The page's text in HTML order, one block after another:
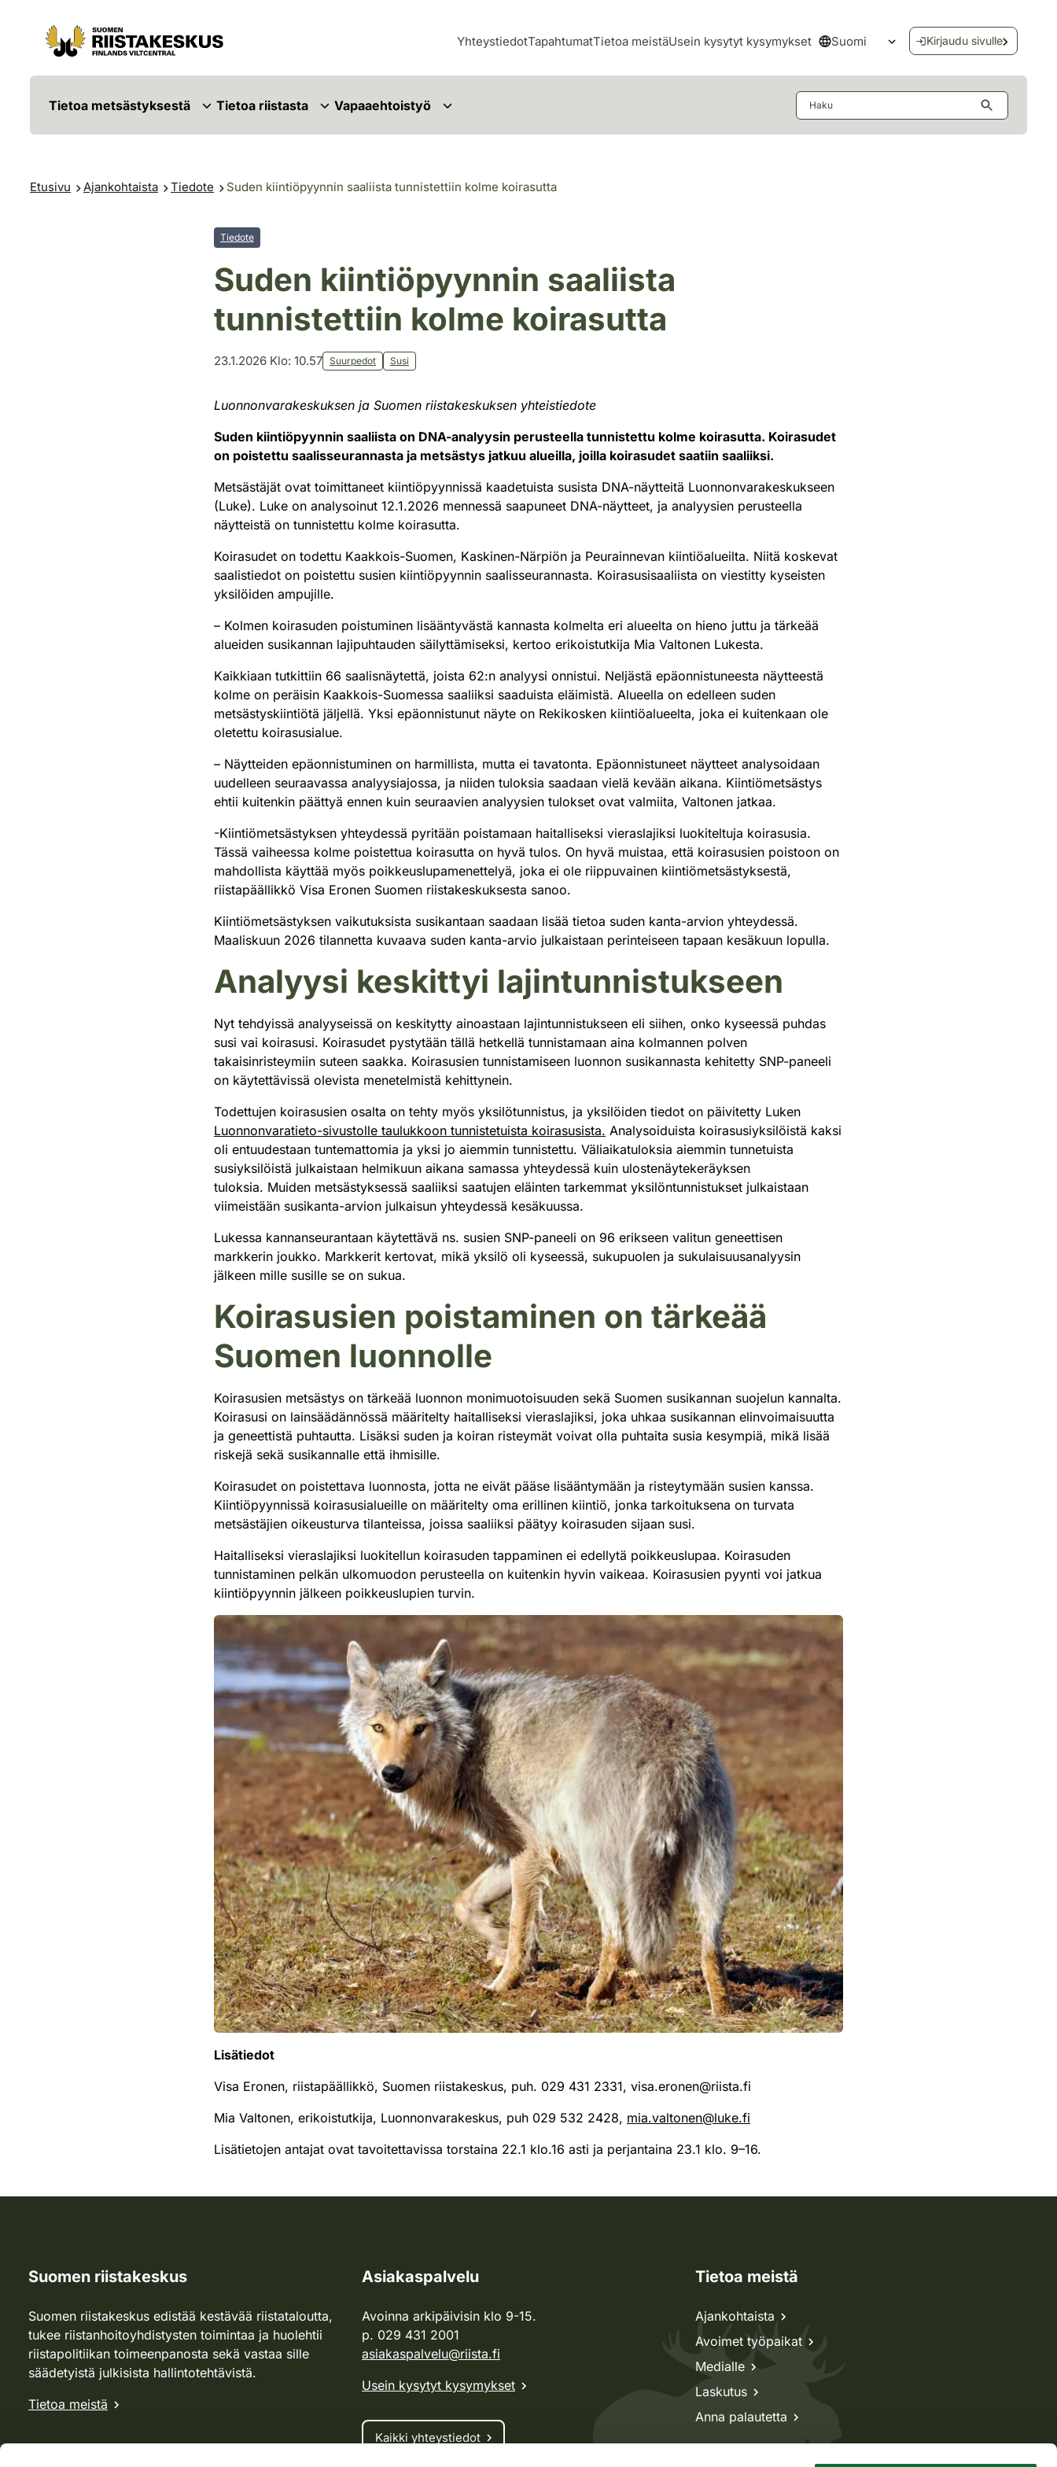
Siirry sisältöön
Siirry sivustokarttaan
YhteystiedotTapahtumatTietoa meistäUsein kysytyt kysymykset Suomi
Avaa kielivalikko
Kirjaudu sivulle
Tietoa metsästyksestä Tietoa riistasta Vapaaehtoistyö
Etusivu Ajankohtaista Tiedote Suden kiintiöpyynnin saaliista tunnistettiin kolme koirasutta
Tiedote
Suden kiintiöpyynnin saaliista
tunnistettiin kolme koirasutta
23.1.2026 Klo: 10.57 Suurpedot Susi
Luonnonvarakeskuksen ja Suomen riistakeskuksen yhteistiedote
Suden kiintiöpyynnin saaliista on DNA-analyysin perusteella tunnistettu kolme koirasutta. Koirasudet
on poistettu saalisseurannasta ja metsästys jatkuu alueilla, joilla koirasudet saatiin saaliiksi.
Metsästäjät ovat toimittaneet kiintiöpyynnissä kaadetuista susista DNA-näytteitä Luonnonvarakeskukseen
(Luke). Luke on analysoinut 12.1.2026 mennessä saapuneet DNA-näytteet, ja analyysien perusteella
näytteistä on tunnistettu kolme koirasutta.
Koirasudet on todettu Kaakkois-Suomen, Kaskinen-Närpiön ja Peurainnevan kiintiöalueilta. Niitä koskevat
saalistiedot on poistettu susien kiintiöpyynnin saalisseurannasta. Koirasusisaaliista on viestitty kyseisten
yksilöiden ampujille.
– Kolmen koirasuden poistuminen lisääntyvästä kannasta kolmelta eri alueelta on hieno juttu ja tärkeää
alueiden susikannan lajipuhtauden säilyttämiseksi, kertoo erikoistutkija Mia Valtonen Lukesta.
Kaikkiaan tutkittiin 66 saalisnäytettä, joista 62:n analyysi onnistui. Neljästä epäonnistuneesta näytteestä
kolme on peräisin Kaakkois-Suomessa saaliiksi saaduista eläimistä. Alueella on edelleen suden
metsästyskiintiötä jäljellä. Yksi epäonnistunut näyte on Rekikosken kiintiöalueelta, joka ei kuitenkaan ole
oletettu koirasusialue.
– Näytteiden epäonnistuminen on harmillista, mutta ei tavatonta. Epäonnistuneet näytteet analysoidaan
uudelleen seuraavassa analyysiajossa, ja niiden tuloksia saadaan vielä kevään aikana. Kiintiömetsästys
ehtii kuitenkin päättyä ennen kuin seuraavien analyysien tulokset ovat valmiita, Valtonen jatkaa.
-Kiintiömetsästyksen yhteydessä pyritään poistamaan haitalliseksi vieraslajiksi luokiteltuja koirasusia.
Tässä vaiheessa kolme poistettua koirasutta on hyvä tulos. On hyvä muistaa, että koirasusien poistoon on
mahdollista käyttää myös poikkeuslupamenettelyä, joka ei ole riippuvainen kiintiömetsästyksestä,
riistapäällikkö Visa Eronen Suomen riistakeskuksesta sanoo.
Kiintiömetsästyksen vaikutuksista susikantaan saadaan lisää tietoa suden kanta-arvion yhteydessä.
Maaliskuun 2026 tilannetta kuvaava suden kanta-arvio julkaistaan perinteiseen tapaan kesäkuun lopulla.
Analyysi keskittyi lajintunnistukseen
Nyt tehdyissä analyyseissä on keskitytty ainoastaan lajintunnistukseen eli siihen, onko kyseessä puhdas
susi vai koirasusi. Koirasudet pystytään tällä hetkellä tunnistamaan aina kolmannen polven
takaisinristeymiin suteen saakka. Koirasusien tunnistamiseen luonnon susikannasta kehitetty SNP-paneeli
on käytettävissä olevista menetelmistä kehittynein.
Todettujen koirasusien osalta on tehty myös yksilötunnistus, ja yksilöiden tiedot on päivitetty Luken
Luonnonvaratieto-sivustolle taulukkoon tunnistetuista koirasusista. Analysoiduista koirasusiyksilöistä kaksi
oli entuudestaan tuntemattomia ja yksi jo aiemmin tunnistettu. Väliaikatuloksia aiemmin tunnetuista
susiyksilöistä julkaistaan helmikuun aikana samassa yhteydessä kuin ulostenäytekeräyksen
tuloksia. Muiden metsästyksessä saaliiksi saatujen eläinten tarkemmat yksilöntunnistukset julkaistaan
viimeistään susikanta-arvion julkaisun yhteydessä kesäkuussa.
Lukessa kannanseurantaan käytettävä ns. susien SNP-paneeli on 96 erikseen valitun geneettisen
markkerin joukko. Markkerit kertovat, mikä yksilö oli kyseessä, sukupuolen ja sukulaisuusanalyysin
jälkeen mille susille se on sukua.
Koirasusien poistaminen on tärkeää
Suomen luonnolle
Koirasusien metsästys on tärkeää luonnon monimuotoisuuden sekä Suomen susikannan suojelun kannalta.
Koirasusi on lainsäädännössä määritelty haitalliseksi vieraslajiksi, joka uhkaa susikannan elinvoimaisuutta
ja geneettistä puhtautta. Lisäksi suden ja koiran risteymät voivat olla puhtaita susia kesympiä, mikä lisää
riskejä sekä susikannalle että ihmisille.
Koirasudet on poistettava luonnosta, jotta ne eivät pääse lisääntymään ja risteytymään susien kanssa.
Kiintiöpyynnissä koirasusialueille on määritelty oma erillinen kiintiö, jonka tarkoituksena on turvata
metsästäjien oikeusturva tilanteissa, joissa saaliiksi päätyy koirasuden sijaan susi.
Haitalliseksi vieraslajiksi luokitellun koirasuden tappaminen ei edellytä poikkeuslupaa. Koirasuden
tunnistaminen pelkän ulkomuodon perusteella on kuitenkin hyvin vaikeaa. Koirasusien pyynti voi jatkua
kiintiöpyynnin jälkeen poikkeuslupien turvin.
Lisätiedot
Visa Eronen, riistapäällikkö, Suomen riistakeskus, puh. 029 431 2331, visa.eronen@riista.fi
Mia Valtonen, erikoistutkija, Luonnonvarakeskus, puh 029 532 2428, mia.valtonen@luke.fi
Lisätietojen antajat ovat tavoitettavissa torstaina 22.1 klo.16 asti ja perjantaina 23.1 klo. 9–16.
Suomen riistakeskus
Suomen riistakeskus edistää kestävää riistataloutta,
tukee riistanhoitoyhdistysten toimintaa ja huolehtii
riistapolitiikan toimeenpanosta sekä vastaa sille
säädetyistä julkisista hallintotehtävistä.
Tietoa meistä
Asiakaspalvelu
Avoinna arkipäivisin klo 9-15.
p. 029 431 2001
asiakaspalvelu@riista.fi
Usein kysytyt kysymykset
Kaikki yhteystiedot
Tietoa meistä
Ajankohtaista
Avoimet työpaikat
Medialle
Laskutus
Anna palautetta